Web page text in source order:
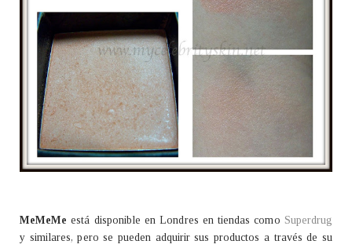
MeMeMe está disponible en Londres en tiendas como Superdrug
y similares, pero se pueden adquirir sus productos a través de su